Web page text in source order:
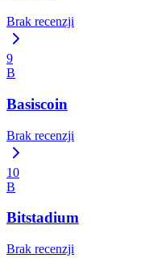
Brak recenzji
9
B
Basiscoin
Brak recenzji
10
B
Bitstadium
Brak recenzji